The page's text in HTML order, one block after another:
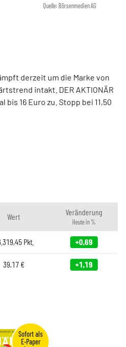
Quelle: Börsenmedien AG
derzeit um die Marke von
intakt. DER AKTIONÄR
16 Euro zu. Stopp bei 11,50
Wert Veränderung
Heute in %
Pkt. +0,69
39,17€ +1,19